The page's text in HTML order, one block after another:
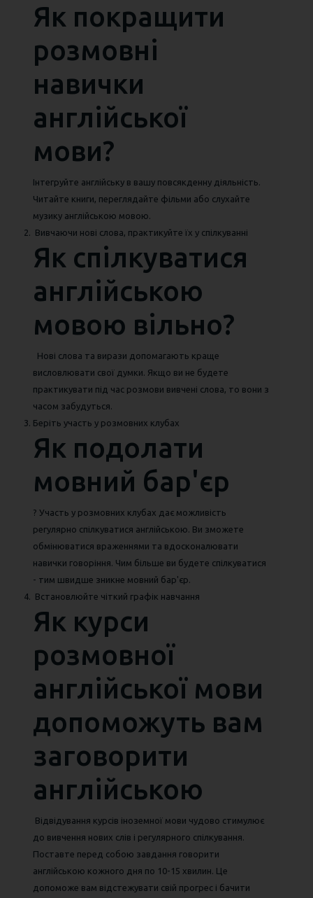
Як покращити
розмовні
навички
англійської
мови?
Інтегруйте англійську в вашу повсякденну діяльність.
Читайте книги, переглядайте фільми або слухайте
музику англійською мовою.
Вивчаючи нові слова, практикуйте їх у спілкуванні
Як спілкуватися
англійською
мовою вільно?
Нові слова та вирази допомагають краще
висловлювати свої думки. Якщо ви не будете
практикувати під час розмови вивчені слова, то вони з
часом забудуться.
Беріть участь у розмовних клубах
Як подолати
мовний бар'єр
? Участь у розмовних клубах дає можливість
регулярно спілкуватися англійською. Ви зможете
обмінюватися враженнями та вдосконалювати
навички говоріння. Чим більше ви будете спілкуватися
- тим швидше зникне мовний бар'єр.
Встановлюйте чіткий графік навчання
Як курси
розмовної
англійської мови
допоможуть вам
заговорити
англійською
Відвідування курсів іноземної мови чудово стимулює
до вивчення нових слів і регулярного спілкування.
Поставте перед собою завдання говорити
англійською кожного дня по 10-15 хвилин. Це
допоможе вам відстежувати свій прогрес і бачити